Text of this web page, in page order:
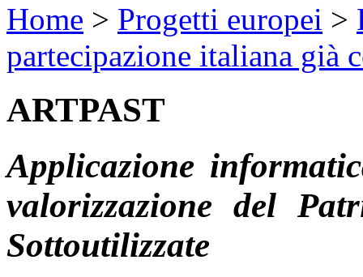
Home > Progetti europei >
partecipazione italiana già
ARTPAST
Applicazione
valorizzazione del
Sottoutilizzate